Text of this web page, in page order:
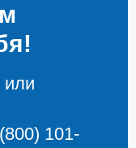
или
101-